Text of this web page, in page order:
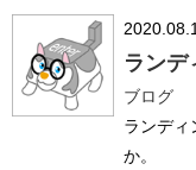
ランデ
ブログ
ランディ
か。